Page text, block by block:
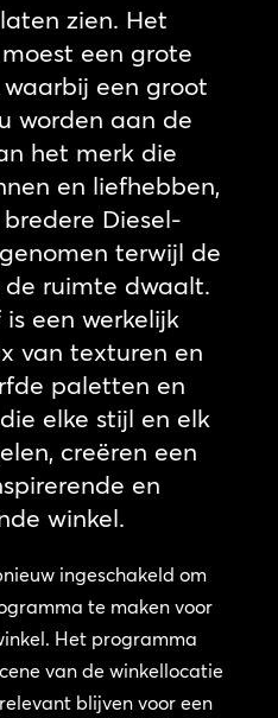
zien. Het
een grote
een groot
worden aan de
het merk die
en liefhebben,
Diesel-
terwijl de
ruimte dwaalt.
een werkelijk
van texturen en
paletten en
elke stijl en elk
creëren een
en
winkel.
ingeschakeld om
te maken voor
Het programma
van de winkellocatie
blijven voor een